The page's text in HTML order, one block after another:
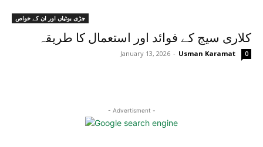
جڑی بوٹیاں اور ان کے خواص
کلاری سیج کے فوائد اور استعمال کا طریقہ
Usman Karamat
-
January 13, 2026 0
- Advertisment -